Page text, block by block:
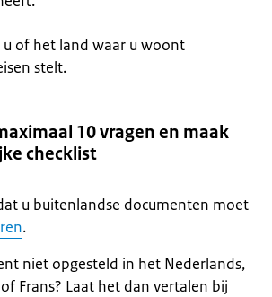
u of het land waar u woont
stelt.
10 vragen en maak
checklist
u buitenlandse documenten moet
.
niet opgesteld in het Nederlands,
Frans? Laat het dan vertalen bij